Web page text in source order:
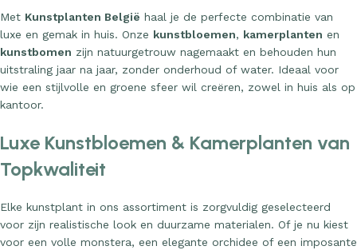
Met Kunstplanten België haal je de perfecte combinatie van
luxe en gemak in huis. Onze kunstbloemen, kamerplanten en
kunstbomen zijn natuurgetrouw nagemaakt en behouden hun
uitstraling jaar na jaar, zonder onderhoud of water. Ideaal voor
wie een stijlvolle en groene sfeer wil creëren, zowel in huis als op
kantoor.
Luxe Kunstbloemen & Kamerplanten van
Topkwaliteit
Elke kunstplant in ons assortiment is zorgvuldig geselecteerd
voor zijn realistische look en duurzame materialen. Of je nu kiest
voor een volle monstera, een elegante orchidee of een imposante